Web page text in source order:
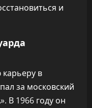
и
в
за московский
В 1966 году он